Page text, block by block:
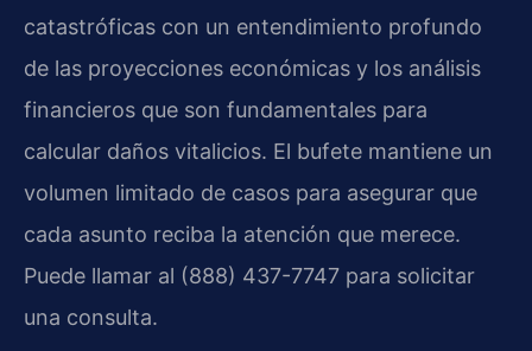
catastróficas con un entendimiento profundo
de las proyecciones económicas y los análisis
financieros que son fundamentales para
calcular daños vitalicios. El bufete mantiene un
volumen limitado de casos para asegurar que
cada asunto reciba la atención que merece.
Puede llamar al (888) 437-7747 para solicitar
una consulta.